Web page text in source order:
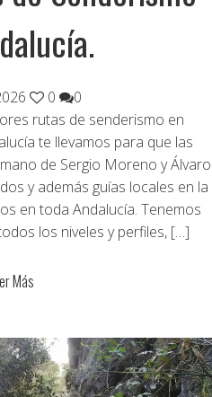
0
0
rutas de senderismo en
te llevamos para que las
de Sergio Moreno y Álvaro
y además guías locales en la
en toda Andalucía. Tenemos
los niveles y perfiles, […]
Más